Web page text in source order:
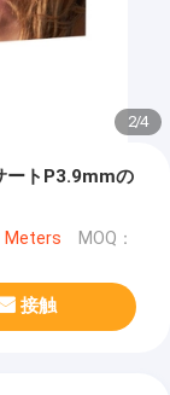
2/4
ートP3.9mmの
Meters MOQ：
接触